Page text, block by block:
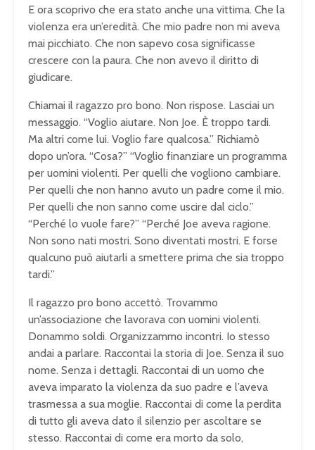
E ora scoprivo che era stato anche una vittima. Che la
violenza era un’eredità. Che mio padre non mi aveva
mai picchiato. Che non sapevo cosa significasse
crescere con la paura. Che non avevo il diritto di
giudicare.
Chiamai il ragazzo pro bono. Non rispose. Lasciai un
messaggio. “Voglio aiutare. Non Joe. È troppo tardi.
Ma altri come lui. Voglio fare qualcosa.” Richiamò
dopo un’ora. “Cosa?” “Voglio finanziare un programma
per uomini violenti. Per quelli che vogliono cambiare.
Per quelli che non hanno avuto un padre come il mio.
Per quelli che non sanno come uscire dal ciclo.”
“Perché lo vuole fare?” “Perché Joe aveva ragione.
Non sono nati mostri. Sono diventati mostri. E forse
qualcuno può aiutarli a smettere prima che sia troppo
tardi.”
Il ragazzo pro bono accettò. Trovammo
un’associazione che lavorava con uomini violenti.
Donammo soldi. Organizzammo incontri. Io stesso
andai a parlare. Raccontai la storia di Joe. Senza il suo
nome. Senza i dettagli. Raccontai di un uomo che
aveva imparato la violenza da suo padre e l’aveva
trasmessa a sua moglie. Raccontai di come la perdita
di tutto gli aveva dato il silenzio per ascoltare se
stesso. Raccontai di come era morto da solo,